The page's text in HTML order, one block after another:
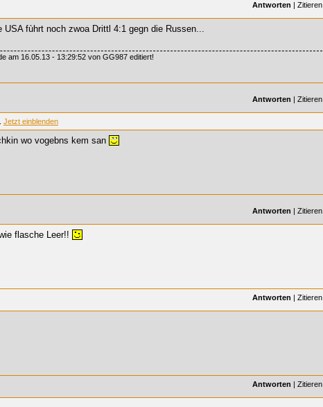
Antworten | Zitieren
USA fùhrt noch zwoa Drittl 4:1 gegn die Russen...
am 16.05.13 - 13:29:52 von GG987 editiert!
Antworten | Zitieren
Jetzt einblenden
wo vogebns kem san
Antworten | Zitieren
flasche Leer!!
Antworten | Zitieren
Antworten | Zitieren